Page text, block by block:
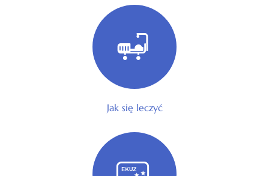
Jak się leczyć